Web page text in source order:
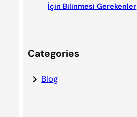
İçin Bilinmesi Gerekenler
Categories
Blog